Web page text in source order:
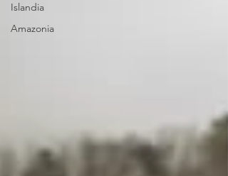
Islandia
Amazonia